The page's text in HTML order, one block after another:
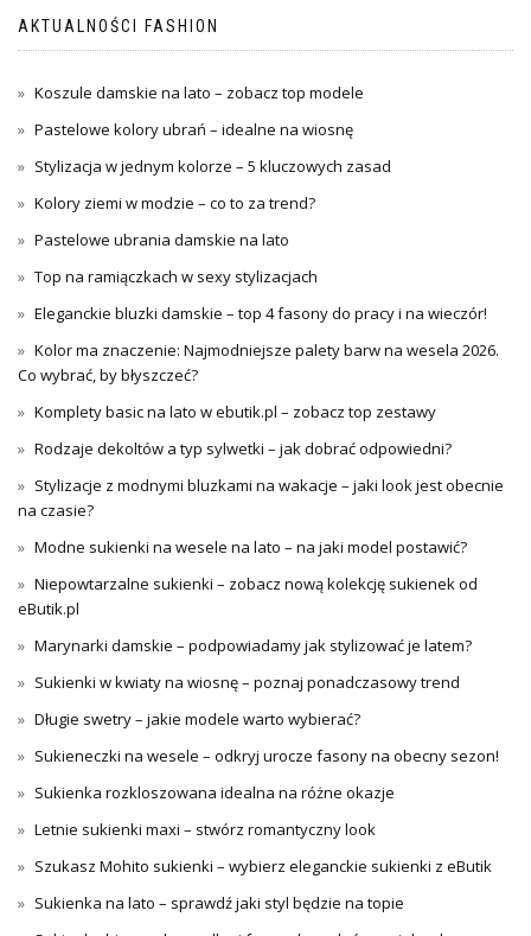
AKTUALNOŚCI FASHION
Koszule damskie na lato – zobacz top modele
Pastelowe kolory ubrań – idealne na wiosnę
Stylizacja w jednym kolorze – 5 kluczowych zasad
Kolory ziemi w modzie – co to za trend?
Pastelowe ubrania damskie na lato
Top na ramiączkach w sexy stylizacjach
Eleganckie bluzki damskie – top 4 fasony do pracy i na wieczór!
Kolor ma znaczenie: Najmodniejsze palety barw na wesela 2026.
Co wybrać, by błyszczeć?
Komplety basic na lato w ebutik.pl – zobacz top zestawy
Rodzaje dekoltów a typ sylwetki – jak dobrać odpowiedni?
Stylizacje z modnymi bluzkami na wakacje – jaki look jest obecnie
na czasie?
Modne sukienki na wesele na lato – na jaki model postawić?
Niepowtarzalne sukienki – zobacz nową kolekcję sukienek od
eButik.pl
Marynarki damskie – podpowiadamy jak stylizować je latem?
Sukienki w kwiaty na wiosnę – poznaj ponadczasowy trend
Długie swetry – jakie modele warto wybierać?
Sukieneczki na wesele – odkryj urocze fasony na obecny sezon!
Sukienka rozkloszowana idealna na różne okazje
Letnie sukienki maxi – stwórz romantyczny look
Szukasz Mohito sukienki – wybierz eleganckie sukienki z eButik
Sukienka na lato – sprawdź jaki styl będzie na topie